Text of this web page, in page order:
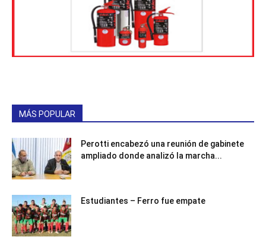
MÁS POPULAR
Perotti encabezó una reunión de gabinete
ampliado donde analizó la marcha...
Estudiantes – Ferro fue empate